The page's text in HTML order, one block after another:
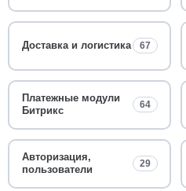
Доставка и логистика 67
Платежные модули
Битрикс
64
Авторизация,
пользователи
29